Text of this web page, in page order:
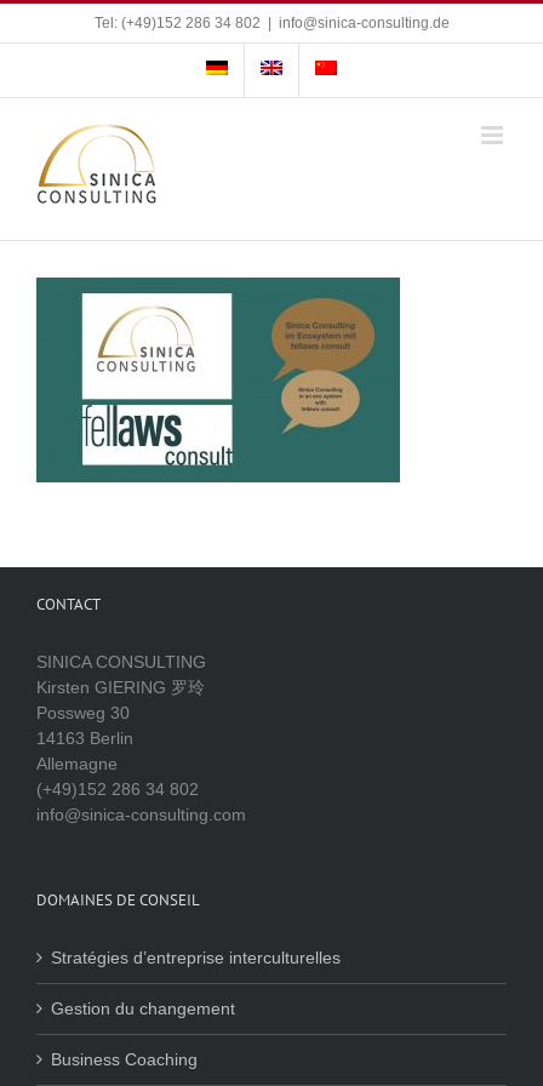
Tel: (+49)152 286 34 802 info@sinica-consulting.de
CONTACT
SINICA CONSULTING
Kirsten GIERING 罗玲
Possweg 30
14163 Berlin
Allemagne
(+49)152 286 34 802
info@sinica-consulting.com
DOMAINES DE CONSEIL
Stratégies d’entreprise interculturelles
Gestion du changement
Business Coaching